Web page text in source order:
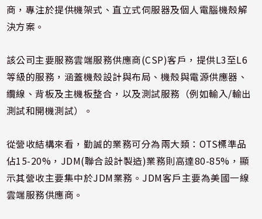
商，專注於提供機架式、直立式伺服器及個人電腦機殼解
決方案。
該公司主要服務雲端服務供應商(CSP)客戶，提供L3至L6
等級的服務，涵蓋機殼設計與布局、機殼與電源供應器、
纜線、背板及主機板整合，以及測試服務（例如輸入/輸出
測試和開機測試）。
從營收結構來看，勤誠的業務可分為兩大類：OTS標準品
佔15-20%，JDM(聯合設計製造)業務則高達80-85%，顯
示其營收主要集中於JDM業務。JDM客戶主要為美國一線
雲端服務供應商。